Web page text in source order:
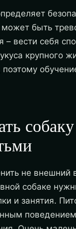
быть
– вести себя
крупного
не внешний
собаке
и занятия.
поведением